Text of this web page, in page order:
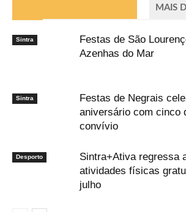
MAIS
Sintra
Festas de São
Azenhas do Mar
Sintra
Festas de Negrais
aniversário com cinco
convívio
Desporto
Sintra+Ativa regressa
atividades físicas
julho